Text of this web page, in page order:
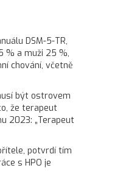
DSM-5-TR,
% a muži 25 %,
chování, včetně
být ostrovem
že terapeut
2023: „Terapeut
potvrdí tím
s HPO je